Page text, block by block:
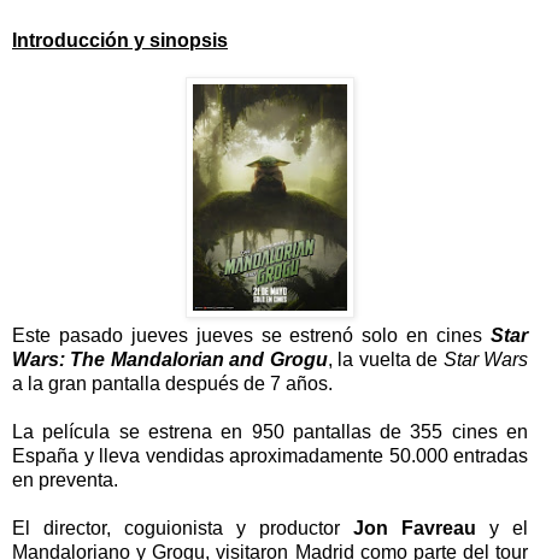
Introducción y sinopsis
Este pasado jueves jueves se estrenó solo en cines Star
Wars: The Mandalorian and Grogu, la vuelta de Star Wars
a la gran pantalla después de 7 años.
La película se estrena en 950 pantallas de 355 cines en
España y lleva vendidas aproximadamente 50.000 entradas
en preventa.
El director, coguionista y productor Jon Favreau y el
Mandaloriano y Grogu, visitaron Madrid como parte del tour